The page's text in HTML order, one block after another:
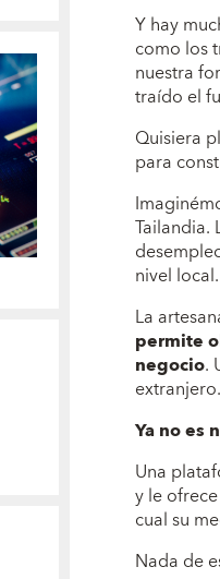
Y hay
como los
nuestra
traído el
Quisiera
para
Tailandia.
nivel local.
La
permite
negocio.
extranjero.
Ya no es
Una
y le
cual su
Nada de